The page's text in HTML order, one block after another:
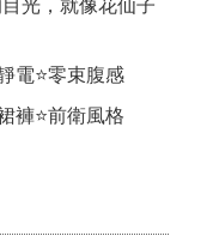
光，就像花仙子
電⭐零束腹感
褲⭐前衛風格